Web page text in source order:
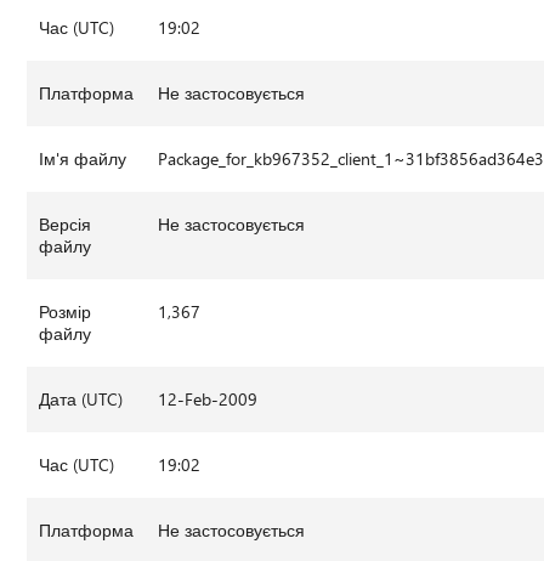
Час (UTC) 19:02
Платформа Не застосовується
Ім'я файлу
Версія
файлу
Не застосовується
Розмір
файлу
1,367
Дата (UTC) 12-Feb-2009
Час (UTC) 19:02
Платформа Не застосовується